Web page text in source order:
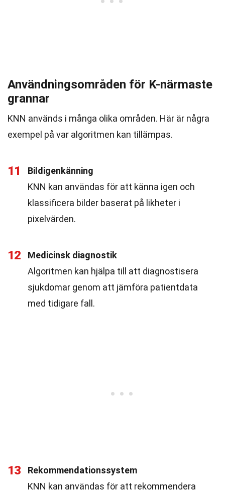
Användningsområden för K-närmaste
grannar
KNN används i många olika områden. Här är några
exempel på var algoritmen kan tillämpas.
11
Bildigenkänning
KNN kan användas för att känna igen och
klassificera bilder baserat på likheter i
pixelvärden.
12
Medicinsk diagnostik
Algoritmen kan hjälpa till att diagnostisera
sjukdomar genom att jämföra patientdata
med tidigare fall.
13
Rekommendationssystem
KNN kan användas för att rekommendera